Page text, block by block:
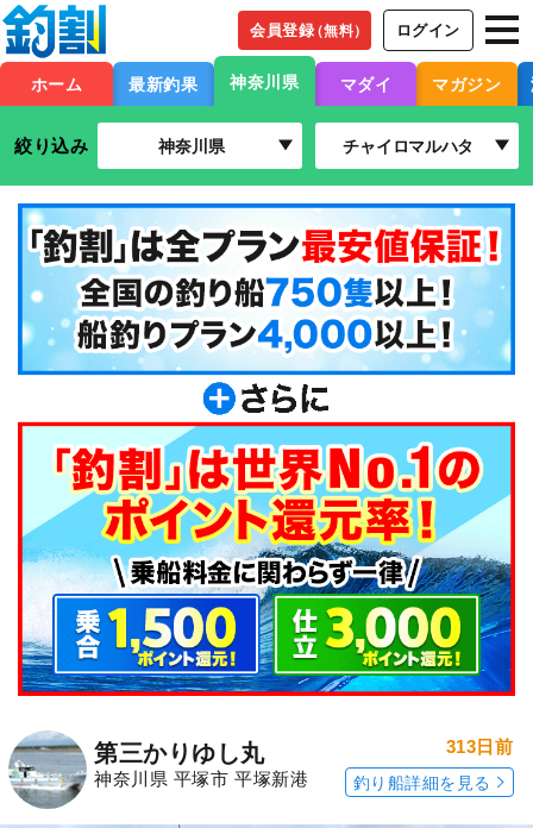
会員登録（無料） ログイン
ホーム 最新釣果 神奈川県 マダイ マガジン
絞り込み 神奈川県 チャイロマルハタ
第三かりゆし丸
神奈川県 平塚市 平塚新港
313日前
釣り船詳細を見る